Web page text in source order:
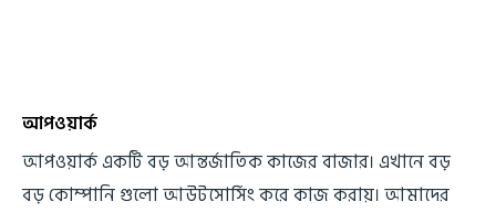
আপওয়ার্ক
আপওয়ার্ক একটি বড় আন্তর্জাতিক কাজের বাজার। এখানে বড়
বড় কোম্পানি গুলো আউটসোর্সিং করে কাজ করায়। আমাদের